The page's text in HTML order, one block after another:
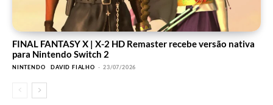
FINAL FANTASY X | X-2 HD Remaster recebe versão nativa
para Nintendo Switch 2
NINTENDO DAVID FIALHO - 23/07/2026